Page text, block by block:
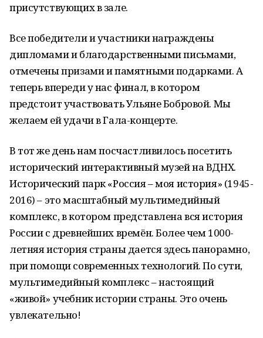
присутствующих в зале.
Все победители и участники награждены
дипломами и благодарственными письмами,
отмечены призами и памятными подарками. А
теперь впереди у нас финал, в котором
предстоит участвовать Ульяне Бобровой. Мы
желаем ей удачи в Гала-концерте.
В тот же день нам посчастливилось посетить
исторический интерактивный музей на ВДНХ.
Исторический парк «Россия – моя история» (1945-
2016) – это масштабный мультимедийный
комплекс, в котором представлена вся история
России с древнейших времён. Более чем 1000-
летняя история страны дается здесь панорамно,
при помощи современных технологий. По сути,
мультимедийный комплекс – настоящий
«живой» учебник истории страны. Это очень
увлекательно!